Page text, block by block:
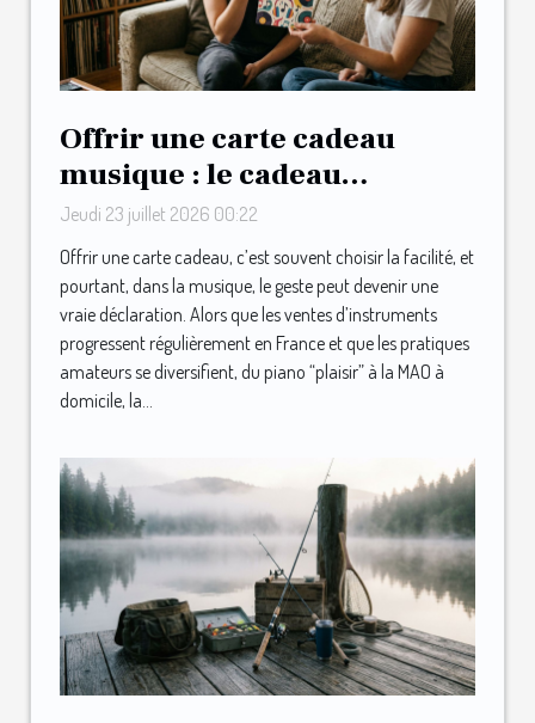
Offrir une carte cadeau
musique : le cadeau
inattendu qui surprend les
mélomanes
Jeudi 23 juillet 2026 00:22
Offrir une carte cadeau, c’est souvent choisir la facilité, et
pourtant, dans la musique, le geste peut devenir une
vraie déclaration. Alors que les ventes d’instruments
progressent régulièrement en France et que les pratiques
amateurs se diversifient, du piano “plaisir” à la MAO à
domicile, la...